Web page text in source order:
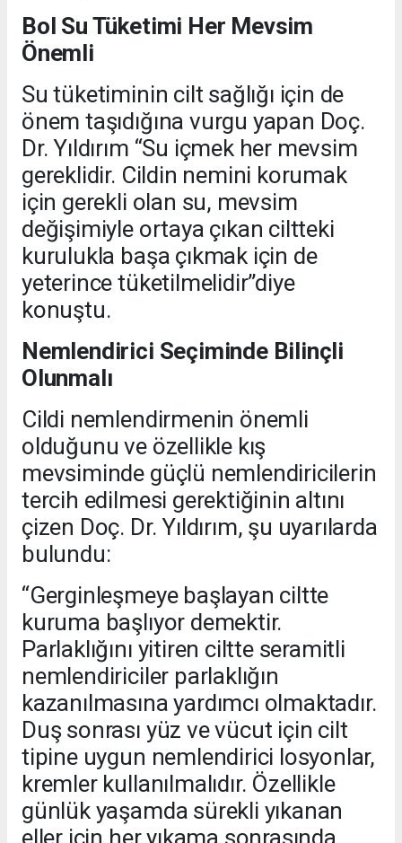
Bol Su Tüketimi Her Mevsim
Önemli
Su tüketiminin cilt sağlığı için de
önem taşıdığına vurgu yapan Doç.
Dr. Yıldırım “Su içmek her mevsim
gereklidir. Cildin nemini korumak
için gerekli olan su, mevsim
değişimiyle ortaya çıkan ciltteki
kurulukla başa çıkmak için de
yeterince tüketilmelidir”diye
konuştu.
Nemlendirici Seçiminde Bilinçli
Olunmalı
Cildi nemlendirmenin önemli
olduğunu ve özellikle kış
mevsiminde güçlü nemlendiricilerin
tercih edilmesi gerektiğinin altını
çizen Doç. Dr. Yıldırım, şu uyarılarda
bulundu:
“Gerginleşmeye başlayan ciltte
kuruma başlıyor demektir.
Parlaklığını yitiren ciltte seramitli
nemlendiriciler parlaklığın
kazanılmasına yardımcı olmaktadır.
Duş sonrası yüz ve vücut için cilt
tipine uygun nemlendirici losyonlar,
kremler kullanılmalıdır. Özellikle
günlük yaşamda sürekli yıkanan